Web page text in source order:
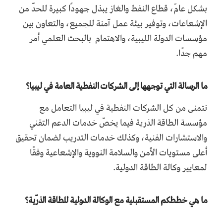
بشكل عامّ، قطاع النفط والغاز يبذل جهودًا كبيرة للحدّ من
الإشعاعات، وتوفير بيئة عمل آمنة للجميع، والتعاون بين
مؤسسات الدولة الليبية، والاهتمام بالبحث العلمي أمر
مهم جدًا.
ما الرسالة التي توجهها إلى الشركات النفطية العامة في ليبيا؟
نتمنى من كل الشركات النفطية في ليبيا التعامل مع
مؤسسة الطاقة الذرية فيما يخصّ خدمات الدعم التقني
والاستشارات الفنية، وكذلك خدمات التدريب لضمان تحقيق
أعلى مستويات الأمن والسلامة النووية والإشعاعية وفقًا
لمعايير وكالة الطاقة الدولية.
ما هي خططكم المستقبلية مع الوكالة الدولية للطاقة الذرّية؟